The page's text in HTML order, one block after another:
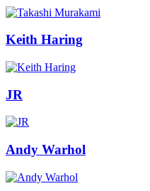
Keith Haring
JR
Andy Warhol